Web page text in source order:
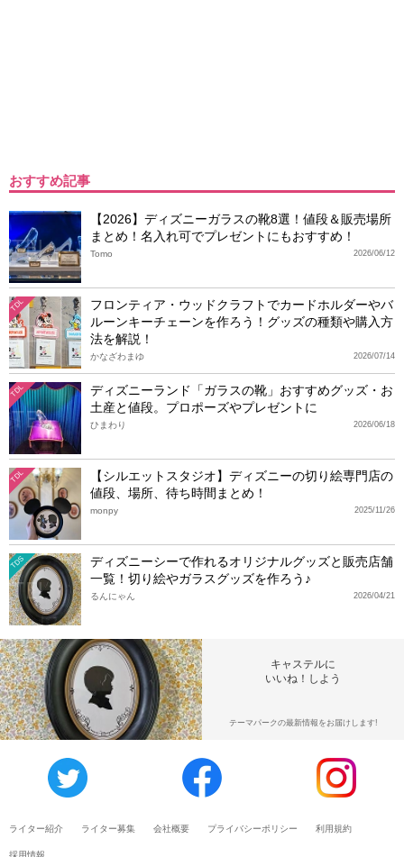
おすすめ記事
【2026】ディズニーガラスの靴8選！値段＆販売場所
まとめ！名入れ可でプレゼントにもおすすめ！
2026/06/12
Tomo
TDL
フロンティア・ウッドクラフトでカードホルダーやバ
ルーンキーチェーンを作ろう！グッズの種類や購入方
法を解説！
2026/07/14
かなざわまゆ
TDL
ディズニーランド「ガラスの靴」おすすめグッズ・お
土産と値段。プロポーズやプレゼントに
2026/06/18
ひまわり
TDL
【シルエットスタジオ】ディズニーの切り絵専門店の
値段、場所、待ち時間まとめ！
2025/11/26
monpy
TDS
ディズニーシーで作れるオリジナルグッズと販売店舗
一覧！切り絵やガラスグッズを作ろう♪
2026/04/21
るんにゃん
キャステルに
いいね！しよう
テーマパークの最新情報をお届けします!
ライター紹介 ライター募集 会社概要 プライバシーポリシー 利用規約
採用情報